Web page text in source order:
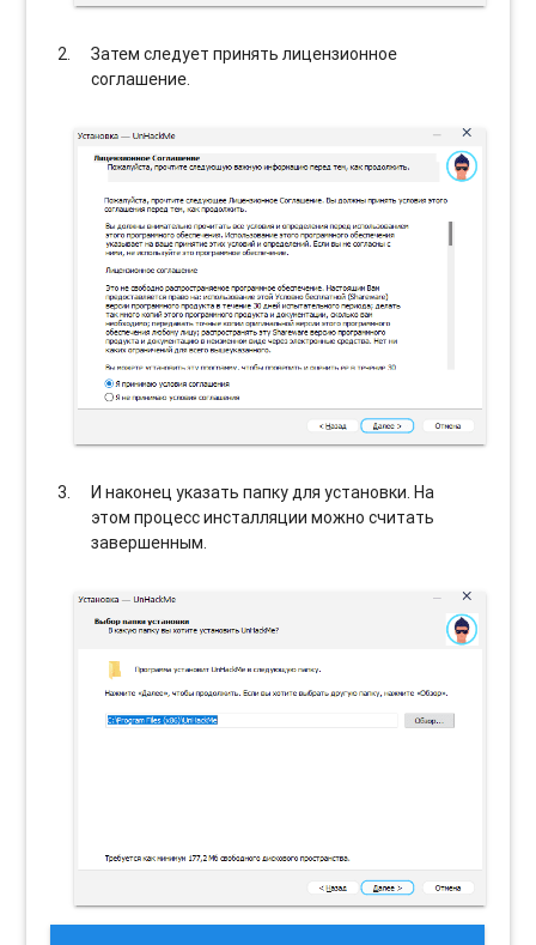
Затем следует принять лицензионное
соглашение.
И наконец указать папку для установки. На
этом процесс инсталляции можно считать
завершенным.